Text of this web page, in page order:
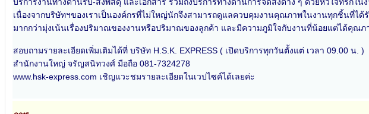
เนื่องจากบริษัทฯของเราเป็นองค์กรที่ไม่ใหญ่นักจึงสามารถดูแลควบคุมงานคุณภาพในงานทุกชิ้นที่ได้
มากกว่ามุ่งเน้นเรื่องปริมาณของงานหรือปริมาณของลูกค้า และมีความภูมิใจกับงานที่น้อยแต่ได้คุณภ
สอบถามรายละเอียดเพิ่มเติมได้ที่ บริษัท H.S.K. EXPRESS ( เปิดบริการทุกวันตั้งแต่ เวลา 09.00 น. )
สำนักงานใหญ่ จรัญสนิทวงศ์ มือถือ 081-7324278
www.hsk-express.com เชิญแวะชมรายละเอียดในเวปไซค์ได้เลยค่ะ